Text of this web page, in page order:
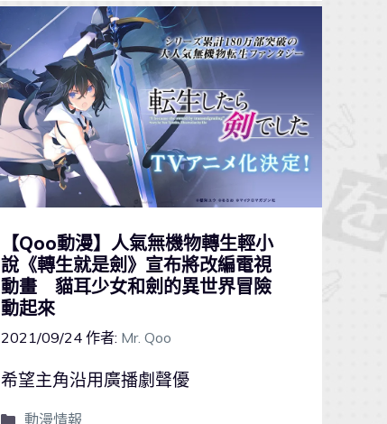
【Qoo動漫】人氣無機物轉生輕小
說《轉生就是劍》宣布將改編電視
動畫 貓耳少女和劍的異世界冒險
動起來
2021/09/24 作者: Mr. Qoo
希望主角沿用廣播劇聲優
動漫情報